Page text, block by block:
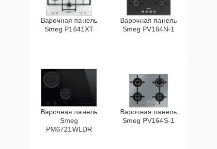
Варочная панель
Smeg P1641XT
Варочная панель
Smeg PV164N-1
Варочная панель
Smeg
PM6721WLDR
Варочная панель
Smeg PV164S-1